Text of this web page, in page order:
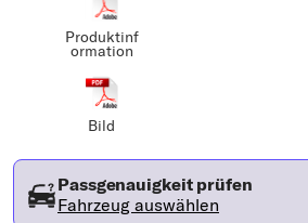
Produktinf
ormation
Bild
Passgenauigkeit prüfen
Fahrzeug auswählen